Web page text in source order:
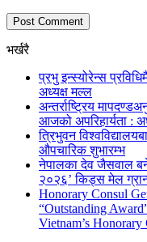
भर्खरै
प्रभु इन्स्योरेन्स
अध्यक्ष मल्ल
अन्तर्राष्ट्रिय
आजको अपरिहार्यता :
त्रिभुवन
औपचारिक शुभारम्भ
नेपालका देव जैसवाल
२०२६’ किड्स मेल
Honorary Consul
“Outstanding
Vietnam’s Honorary